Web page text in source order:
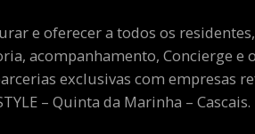
e oferecer a todos os
acompanhamento, Concierge e
exclusivas com empresas
– Quinta da Marinha – Cascais.